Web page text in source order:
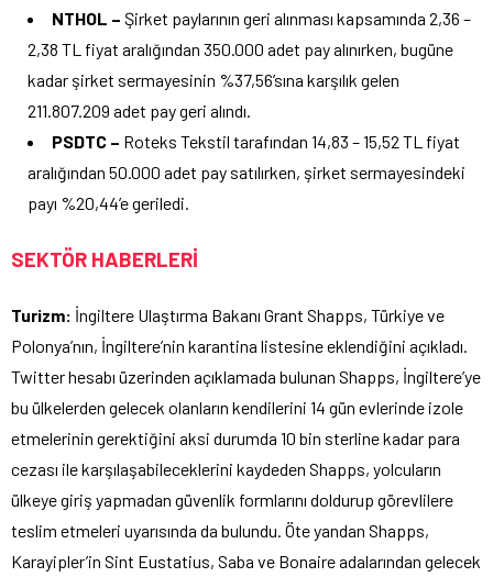
NTHOL – Şirket paylarının geri alınması kapsamında 2,36 –
2,38 TL fiyat aralığından 350.000 adet pay alınırken, bugüne
kadar şirket sermayesinin %37,56’sına karşılık gelen
211.807.209 adet pay geri alındı.
PSDTC – Roteks Tekstil tarafından 14,83 – 15,52 TL fiyat
aralığından 50.000 adet pay satılırken, şirket sermayesindeki
payı %20,44’e geriledi.
SEKTÖR HABERLERİ
Turizm: İngiltere Ulaştırma Bakanı Grant Shapps, Türkiye ve
Polonya’nın, İngiltere’nin karantina listesine eklendiğini açıkladı.
Twitter hesabı üzerinden açıklamada bulunan Shapps, İngiltere’ye
bu ülkelerden gelecek olanların kendilerini 14 gün evlerinde izole
etmelerinin gerektiğini aksi durumda 10 bin sterline kadar para
cezası ile karşılaşabileceklerini kaydeden Shapps, yolcuların
ülkeye giriş yapmadan güvenlik formlarını doldurup görevlilere
teslim etmeleri uyarısında da bulundu. Öte yandan Shapps,
Karayipler’in Sint Eustatius, Saba ve Bonaire adalarından gelecek